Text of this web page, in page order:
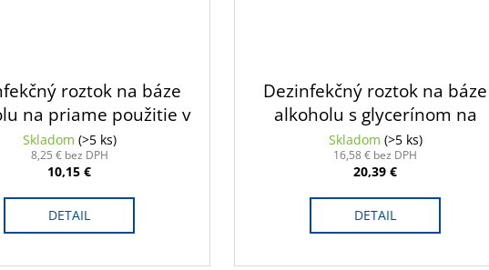
roztok na báze
na priame použitie v
dezinfekcie; 1l
Skladom (>5 ks)
8,25 € bez DPH
10,15 €
DETAIL
Dezinfekčný roztok na báze
alkoholu s glycerínom na
priame použitie v dávkovači; 1l
Skladom (>5 ks)
16,58 € bez DPH
20,39 €
DETAIL